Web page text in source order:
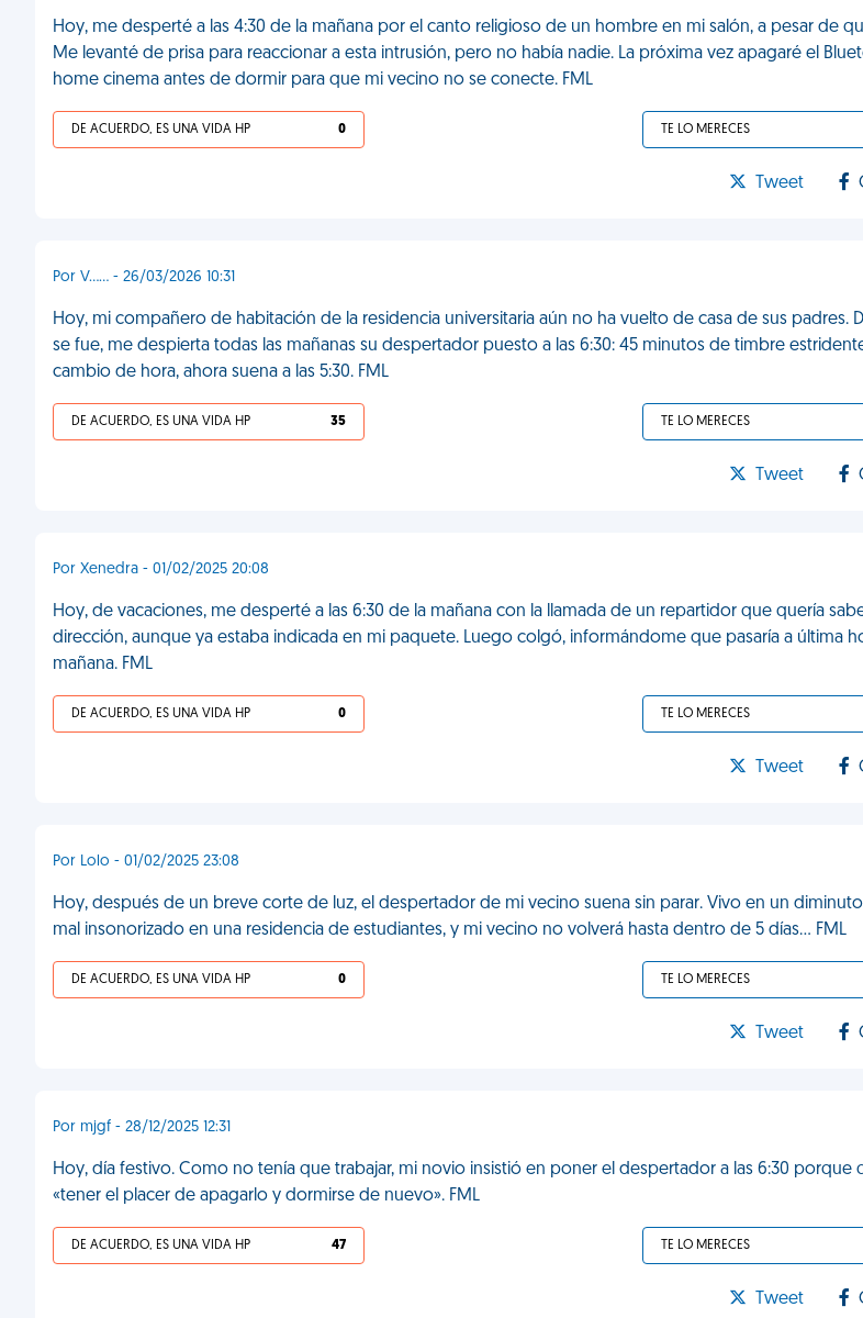
Hoy, me desperté a las 4:30 de la mañana por el canto religioso de un hombre en mi salón, a pesar de
Me levanté de prisa para reaccionar a esta intrusión, pero no había nadie. La próxima vez apagaré el
home cinema antes de dormir para que mi vecino no se conecte. FML
DE ACUERDO, ES UNA VIDA HP 0 TE LO MERECES
Tweet
Por V…… - 26/03/2026 10:31
Hoy, mi compañero de habitación de la residencia universitaria aún no ha vuelto de casa de sus padres.
se fue, me despierta todas las mañanas su despertador puesto a las 6:30: 45 minutos de timbre
cambio de hora, ahora suena a las 5:30. FML
DE ACUERDO, ES UNA VIDA HP 35 TE LO MERECES
Tweet
Por Xenedra - 01/02/2025 20:08
Hoy, de vacaciones, me desperté a las 6:30 de la mañana con la llamada de un repartidor que quería
dirección, aunque ya estaba indicada en mi paquete. Luego colgó, informándome que pasaría a última
mañana. FML
DE ACUERDO, ES UNA VIDA HP 0 TE LO MERECES
Tweet
Por Lolo - 01/02/2025 23:08
Hoy, después de un breve corte de luz, el despertador de mi vecino suena sin parar. Vivo en un
mal insonorizado en una residencia de estudiantes, y mi vecino no volverá hasta dentro de 5 días... FML
DE ACUERDO, ES UNA VIDA HP 0 TE LO MERECES
Tweet
Por mjgf - 28/12/2025 12:31
Hoy, día festivo. Como no tenía que trabajar, mi novio insistió en poner el despertador a las 6:30 porque
«tener el placer de apagarlo y dormirse de nuevo». FML
DE ACUERDO, ES UNA VIDA HP 47 TE LO MERECES
Tweet